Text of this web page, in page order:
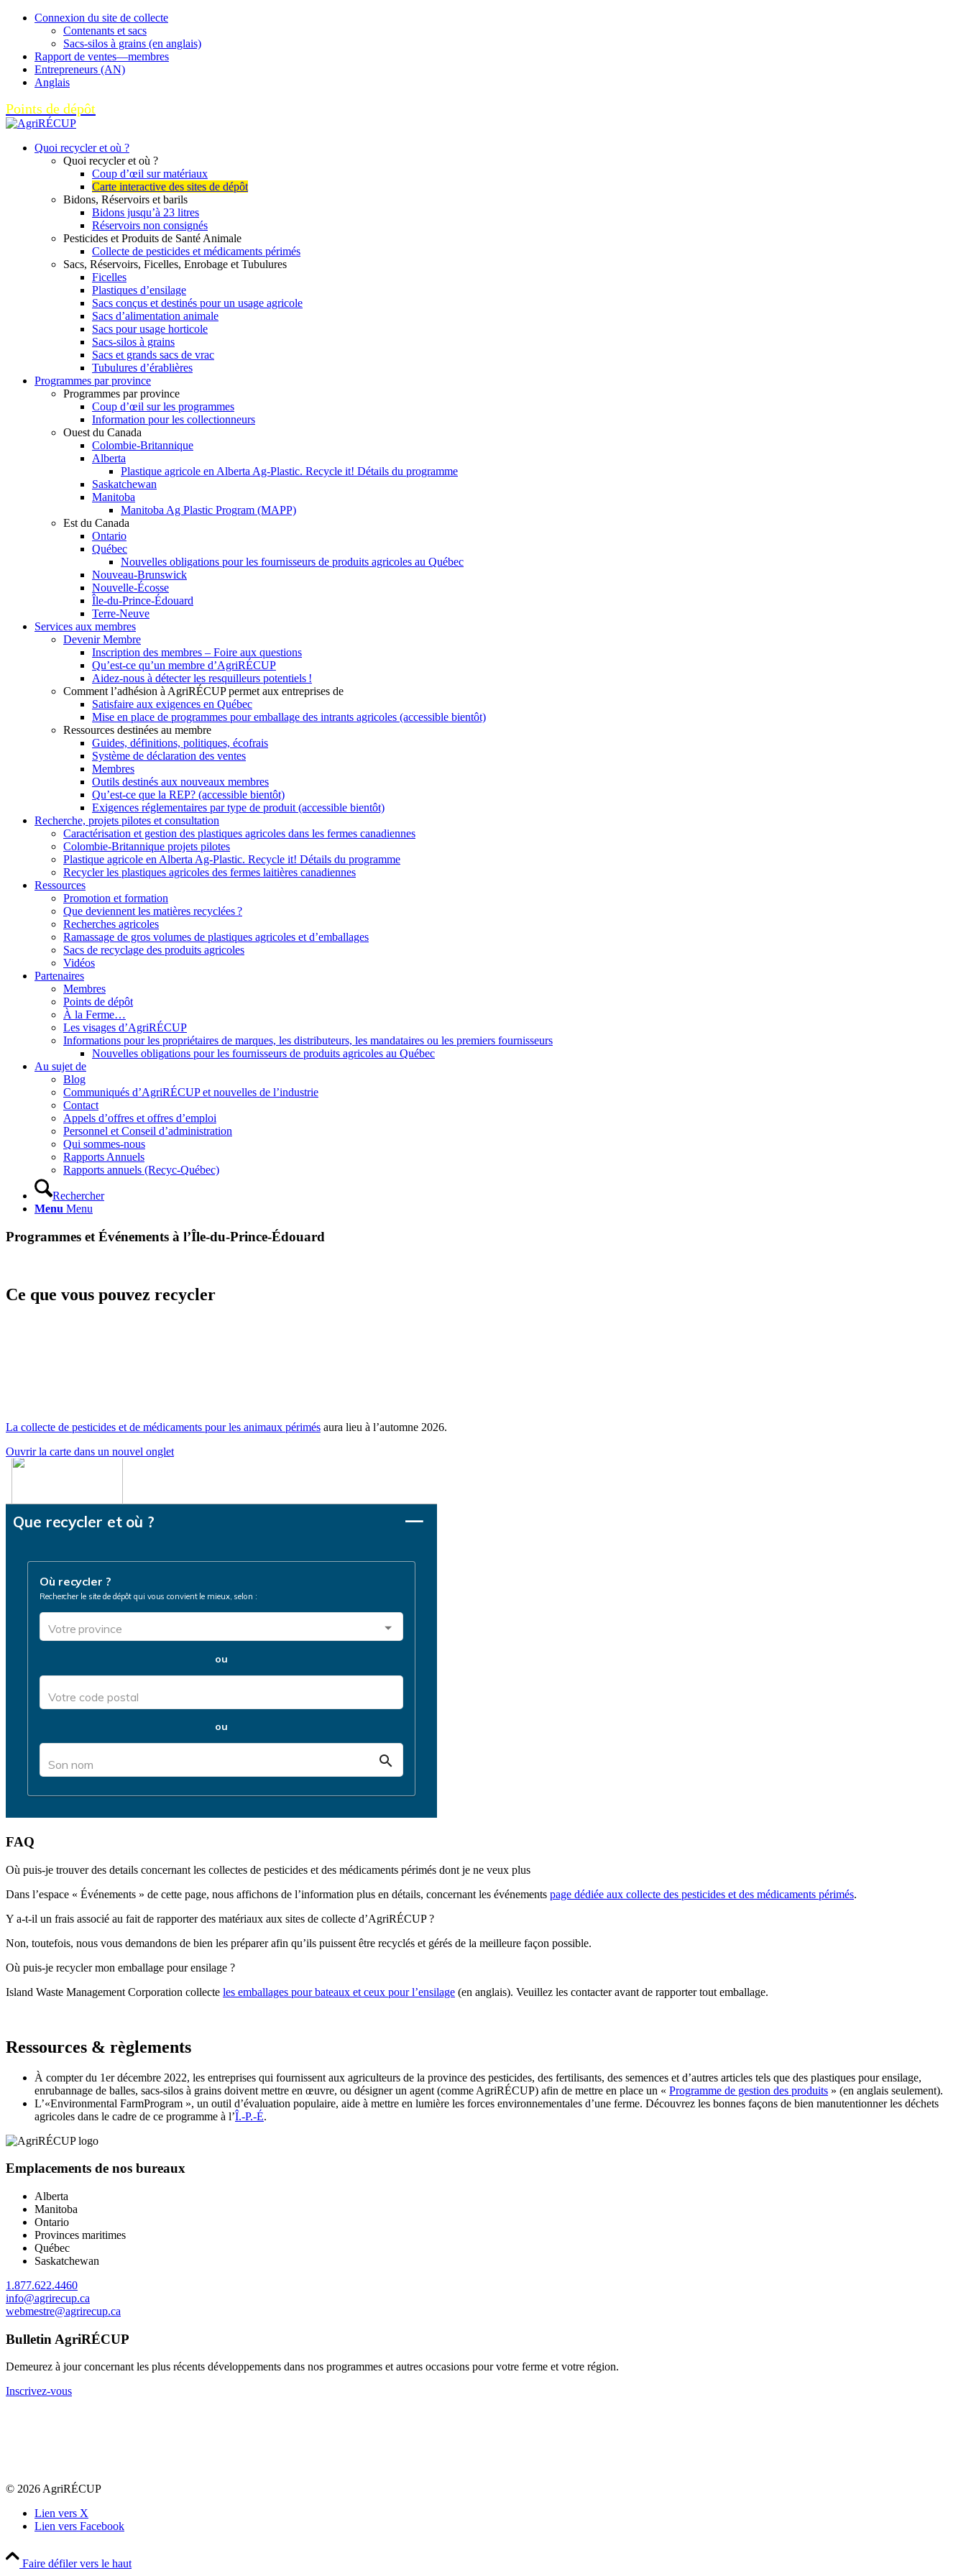
Connexion du site de collecte
Contenants et sacs
Sacs-silos à grains (en anglais)
Rapport de ventes—membres
Entrepreneurs (AN)
Anglais
Points de dépôt
Quoi recycler et où ?
Quoi recycler et où ?
Coup d’œil sur matériaux
Carte interactive des sites de dépôt
Bidons, Réservoirs et barils
Bidons jusqu’à 23 litres
Réservoirs non consignés
Pesticides et Produits de Santé Animale
Collecte de pesticides et médicaments périmés
Sacs, Réservoirs, Ficelles, Enrobage et Tubulures
Ficelles
Plastiques d’ensilage
Sacs conçus et destinés pour un usage agricole
Sacs d’alimentation animale
Sacs pour usage horticole
Sacs-silos à grains
Sacs et grands sacs de vrac
Tubulures d’érablières
Programmes par province
Programmes par province
Coup d’œil sur les programmes
Information pour les collectionneurs
Ouest du Canada
Colombie-Britannique
Alberta
Plastique agricole en Alberta Ag-Plastic. Recycle it! Détails du programme
Saskatchewan
Manitoba
Manitoba Ag Plastic Program (MAPP)
Est du Canada
Ontario
Québec
Nouvelles obligations pour les fournisseurs de produits agricoles au Québec
Nouveau-Brunswick
Nouvelle-Écosse
Île-du-Prince-Édouard
Terre-Neuve
Services aux membres
Devenir Membre
Inscription des membres – Foire aux questions
Qu’est-ce qu’un membre d’AgriRÉCUP
Aidez-nous à détecter les resquilleurs potentiels !
Comment l’adhésion à AgriRÉCUP permet aux entreprises de
Satisfaire aux exigences en Québec
Mise en place de programmes pour emballage des intrants agricoles (accessible bientôt)
Ressources destinées au membre
Guides, définitions, politiques, écofrais
Système de déclaration des ventes
Membres
Outils destinés aux nouveaux membres
Qu’est-ce que la REP? (accessible bientôt)
Exigences réglementaires par type de produit (accessible bientôt)
Recherche, projets pilotes et consultation
Caractérisation et gestion des plastiques agricoles dans les fermes canadiennes
Colombie-Britannique projets pilotes
Plastique agricole en Alberta Ag-Plastic. Recycle it! Détails du programme
Recycler les plastiques agricoles des fermes laitières canadiennes
Ressources
Promotion et formation
Que deviennent les matières recyclées ?
Recherches agricoles
Ramassage de gros volumes de plastiques agricoles et d’emballages
Sacs de recyclage des produits agricoles
Vidéos
Partenaires
Membres
Points de dépôt
À la Ferme…
Les visages d’AgriRÉCUP
Informations pour les propriétaires de marques, les distributeurs, les mandataires ou les premiers fournisseurs
Nouvelles obligations pour les fournisseurs de produits agricoles au Québec
Au sujet de
Blog
Communiqués d’AgriRÉCUP et nouvelles de l’industrie
Contact
Appels d’offres et offres d’emploi
Personnel et Conseil d’administration
Qui sommes-nous
Rapports Annuels
Rapports annuels (Recyc-Québec)
Rechercher
Menu Menu
Programmes et Événements à l’Île-du-Prince-Édouard
Ce que vous pouvez recycler
La collecte de pesticides et de médicaments pour les animaux périmés aura lieu à l’automne 2026.
Ouvrir la carte dans un nouvel onglet
FAQ
Où puis-je trouver des details concernant les collectes de pesticides et des médicaments périmés dont je ne veux plus
Dans l’espace « Événements » de cette page, nous affichons de l’information plus en détails, concernant les événements page dédiée aux collecte des pesticides et des médicaments périmés.
Y a-t-il un frais associé au fait de rapporter des matériaux aux sites de collecte d’AgriRÉCUP ?
Non, toutefois, nous vous demandons de bien les préparer afin qu’ils puissent être recyclés et gérés de la meilleure façon possible.
Où puis-je recycler mon emballage pour ensilage ?
Island Waste Management Corporation collecte les emballages pour bateaux et ceux pour l’ensilage (en anglais). Veuillez les contacter avant de rapporter tout emballage.
Ressources & règlements
À compter du 1er décembre 2022, les entreprises qui fournissent aux agriculteurs de la province des pesticides, des fertilisants, des semences et d’autres articles tels que des plastiques pour ensilage,
enrubannage de balles, sacs-silos à grains doivent mettre en œuvre, ou désigner un agent (comme AgriRÉCUP) afin de mettre en place un « Programme de gestion des produits » (en anglais seulement).
L’«Environmental FarmProgram », un outil d’évaluation populaire, aide à mettre en lumière les forces environnementales d’une ferme. Découvrez les bonnes façons de bien manutentionner les déchets
agricoles dans le cadre de ce programme à l’Î.-P.-É.
Emplacements de nos bureaux
Alberta
Manitoba
Ontario
Provinces maritimes
Québec
Saskatchewan
1.877.622.4460
info@agrirecup.ca
webmestre@agrirecup.ca
Bulletin AgriRÉCUP
Demeurez à jour concernant les plus récents développements dans nos programmes et autres occasions pour votre ferme et votre région.
Inscrivez-vous
© 2026 AgriRÉCUP
Lien vers X
Lien vers Facebook
Faire défiler vers le haut